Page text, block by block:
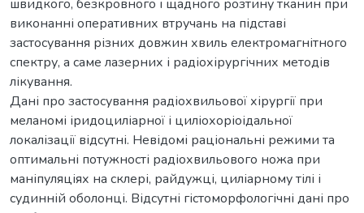
швидкого, безкровного і щадного розтину тканин при
виконанні оперативних втручань на підставі
застосування різних довжин хвиль електромагнітного
спектру, а саме лазерних і радіохірургічних методів
лікування.
Дані про застосування радіохвильової хірургії при
меланомі іридоциліарної і циліохоріоідальної
локалізації відсутні. Невідомі раціональні режими та
оптимальні потужності радіохвильового ножа при
маніпуляціях на склері, райдужці, циліарному тілі і
судинній оболонці. Відсутні гістоморфологічні дані про